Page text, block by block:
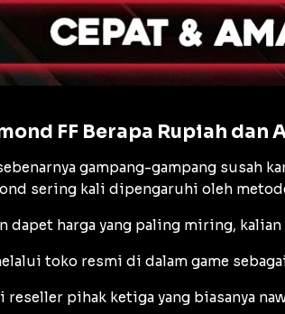
FF Berapa Rupiah dan
gampang-gampang susah
sering kali dipengaruhi oleh
dapet harga yang paling miring,
toko resmi di dalam game
reseller pihak ketiga yang biasanya